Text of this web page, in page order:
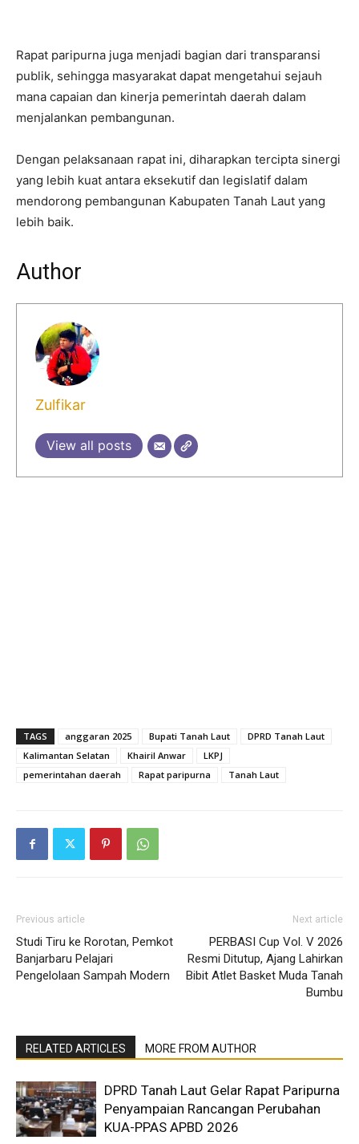
Rapat paripurna juga menjadi bagian dari transparansi
publik, sehingga masyarakat dapat mengetahui sejauh
mana capaian dan kinerja pemerintah daerah dalam
menjalankan pembangunan.
Dengan pelaksanaan rapat ini, diharapkan tercipta sinergi
yang lebih kuat antara eksekutif dan legislatif dalam
mendorong pembangunan Kabupaten Tanah Laut yang
lebih baik.
Author
Zulfikar
View all posts
TAGS anggaran 2025 Bupati Tanah Laut
DPRD Tanah Laut
Kalimantan Selatan
Khairil Anwar
LKPJ
pemerintahan daerah
Rapat paripurna Tanah Laut
Previous article
Studi Tiru ke Rorotan, Pemkot
Banjarbaru Pelajari
Pengelolaan Sampah Modern
Next article
PERBASI Cup Vol. V 2026
Resmi Ditutup, Ajang Lahirkan
Bibit Atlet Basket Muda Tanah
Bumbu
RELATED ARTICLES MORE FROM AUTHOR
DPRD Tanah Laut Gelar Rapat Paripurna
Penyampaian Rancangan Perubahan
KUA-PPAS APBD 2026